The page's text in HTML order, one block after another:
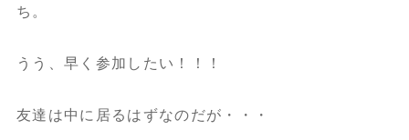
ち。
うう、早く参加したい！！！
友達は中に居るはずなのだが・・・